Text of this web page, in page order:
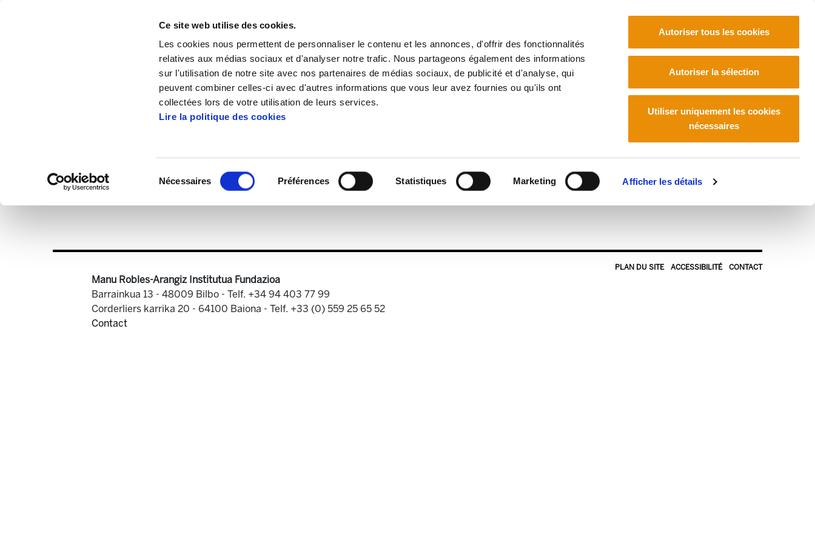
Ce site web utilise des cookies.
Les cookies nous permettent de personnaliser le contenu et les annonces, d'offrir des fonctionnalités
relatives aux médias sociaux et d'analyser notre trafic. Nous partageons également des informations
sur l'utilisation de notre site avec nos partenaires de médias sociaux, de publicité et d'analyse, qui
peuvent combiner celles-ci avec d'autres informations que vous leur avez fournies ou qu'ils ont
collectées lors de votre utilisation de leurs services.
Lire la politique des cookies
Nécessaires Préférences Statistiques Marketing Afficher les détails
Autoriser tous les cookies
Autoriser la sélection
Utiliser uniquement les cookies
nécessaires
Publications Landeia Landeia 127 (août_septembre 2005)
Landeia1272.pdf
PLAN DU SITE ACCESSIBILITÉ CONTACT
Manu Robles-Arangiz Institutua Fundazioa
Barrainkua 13 - 48009 Bilbo - Telf. +34 94 403 77 99
Corderliers karrika 20 - 64100 Baiona - Telf. +33 (0) 559 25 65 52
Contact